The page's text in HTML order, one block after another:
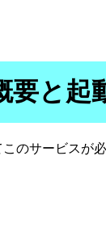
要と起
のサービスが